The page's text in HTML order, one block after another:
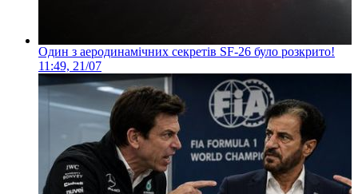
Один з аеродинамічних секретів SF-26 було розкрито!
11:49, 21/07